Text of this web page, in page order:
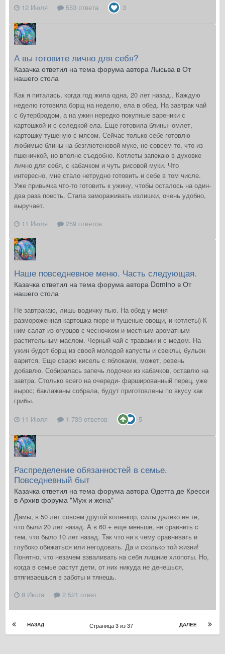
12 Июля
553 ответа 3
А вы готовите лично для себя?
Казачка ответил на тема форума автора Лысьва в От
нашего стола
Как я питалась, когда год жила одна, 20 лет назад.. Каждую
неделю готовила борщ на неделю, ела в обед. На завтрак чай
с бутербродом, а на ужин нередко покупные вареники с
картошкой и с селедкой ела. Еще готовила блины- омлет,
картошку тушеную с мясом. Сейчас только себе готовлю
любимые блины на безглютеновой муке, не совсем то, что из
пшеничкой, но вполне съедобно. Котлеты запекаю в духовке
лично для себя, с кабачком и чуть рисовой муки. Что
интересно, мне стало нетрудно готовить и себе в том числе.
Уже привычка что-то готовить к ужину, чтобы осталось на один-
два раза поесть. Стала замораживать излишки, очень удобно,
выручает.
11 Июля
259 ответов
Наше повседневное меню. Часть следующая.
Казачка ответил на тема форума автора Domino в От
нашего стола
Не завтракаю, лишь водичку пью. На обед у меня
размороженная картошка пюре и тушеные овощи, и котлеты) К
ним салат из огурцов с чесночком и местным ароматным
растительным маслом. Черный чай с травами и с медом. На
ужин будет борщ из своей молодой капусты и свеклы, бульон
варится. Еще сварю кисель с яблоками, может, ревень
добавлю. Собиралась запечь лодочки из кабачков, оставлю на
завтра. Столько всего на очереди- фаршированный перец, уже
вырос; баклажаны собрала, будут приготовлены по вкусу как
грибы.
11 Июля
1 739 ответов 5
Распределение обязанностей в семье.
Повседневный быт
Казачка ответил на тема форума автора Одетта де Кресси
в Архив форума "Муж и жена"
Дамы, в 50 лет совсем другой коленкор, силы далеко не те,
что были 20 лет назад. А в 60 + еще меньше, не сравнить с
тем, что было 10 лет назад. Так что ни к чему сравнивать и
глубоко обижаться или негодовать. Да и сколько той жизни!
Понятно, что незачем взваливать на себя лишние хлопоты. Но,
когда в семье растут дети, от них никуда не денешься,
втягиваешься в заботы и тянешь.
8 Июля
2 521 ответ
НАЗАД ДАЛЕЕ
Страница 3 из 37